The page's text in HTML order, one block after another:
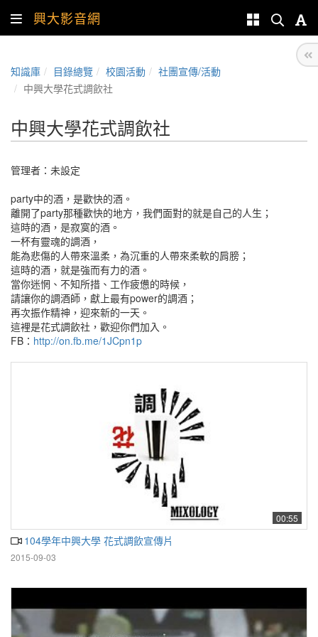
興大影音網
知識庫 目錄總覽 校園活動
社團宣傳/活動
中興大學花式調飲社
中興大學花式調飲社
管理者：未設定
party中的酒，是歡快的酒。
離開了party那種歡快的地方，我們面對的就是自己的人生；
這時的酒，是寂寞的酒。
一杯有靈魂的調酒，
能為悲傷的人帶來溫柔，為沉重的人帶來柔軟的肩膀；
這時的酒，就是強而有力的酒。
當你迷惘、不知所措、工作疲憊的時候，
請讓你的調酒師，獻上最有power的調酒；
再次振作精神，迎來新的一天。
這裡是花式調飲社，歡迎你們加入。
FB： http://on.fb.me/1JCpn1p
00:55
104學年中興大學 花式調飲宣傳片
2015-09-03